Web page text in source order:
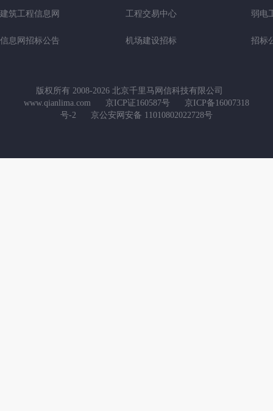
建筑工程信息网 工程交易中心 弱电
信息网招标公告 机场建设招标 招标
版权所有 2008-2026 北京千里马网信科技有限公司
www.qianlima.com
京ICP证160587号
京ICP备16007318
号-2
京公安网安备 11010802022728号